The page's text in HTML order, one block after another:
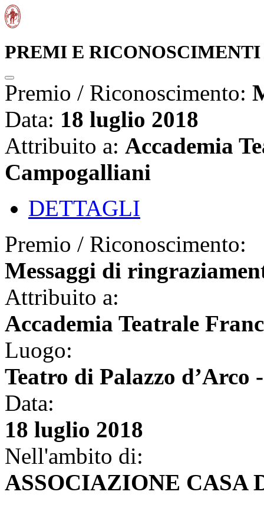
PREMI E RICONOSCIMENTI
Premio / Riconoscimento:
Data: 18 luglio 2018
Attribuito a: Accademia
Campogalliani
DETTAGLI
Premio / Riconoscimento:
Messaggi di
Attribuito a:
Accademia Teatrale
Luogo:
Teatro di Palazzo d’Arco
Data:
18 luglio 2018
Nell'ambito di:
ASSOCIAZIONE CASA